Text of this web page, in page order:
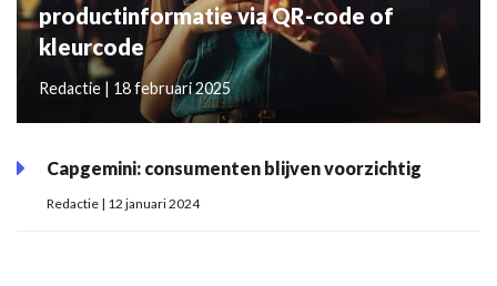
productinformatie via QR-code of
kleurcode
Redactie | 18 februari 2025
Capgemini: consumenten blijven voorzichtig
Redactie | 12 januari 2024